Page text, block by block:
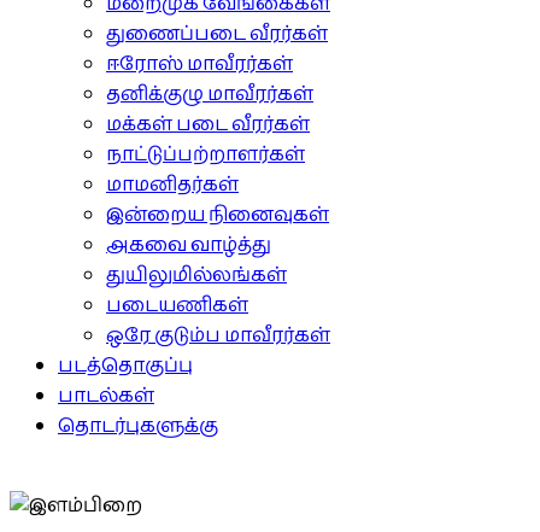
துணைப்படை வீரர்கள்
ஈரோஸ் மாவீரர்கள்
தனிக்குழு மாவீரர்கள்
மக்கள் படை வீரர்கள்
நாட்டுப்பற்றாளர்கள்
மாமனிதர்கள்
இன்றைய நினைவுகள்
அகவை வாழ்த்து
துயிலுமில்லங்கள்
படையணிகள்
ஒரே குடும்ப மாவீரர்கள்
படத்தொகுப்பு
பாடல்கள்
தொடர்புகளுக்கு